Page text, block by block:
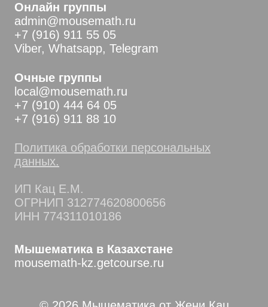
Онлайн группы
admin@mousemath.ru
+7 (916) 911 55 05
Viber, Whatsapp, Telegram
Очные группы
local@mousemath.ru
+7 (910) 444 64 05
+7 (916) 911 88 10
Политика обработки персональных
данных.
ИП Кац Е.М.
ОГРНИП 312774620800656
ИНН 774311010186
Мышематика в Казахстане
mousemath-kz.getcourse.ru